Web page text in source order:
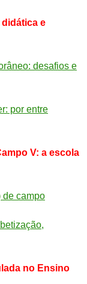
e
desafios e
por entre
V: a escola
de campo
no Ensino